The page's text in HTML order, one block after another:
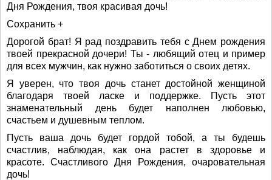
Дня Рождения, твоя красивая дочь!
Сохранить +
Дорогой брат! Я рад поздравить тебя с Днем рождения
твоей прекрасной дочери! Ты - любящий отец и пример
для всех мужчин, как нужно заботиться о своих детях.
Я уверен, что твоя дочь станет достойной женщиной
благодаря твоей ласке и поддержке. Пусть этот
знаменательный день будет наполнен любовью,
счастьем и душевным теплом.
Пусть ваша дочь будет гордой тобой, а ты будешь
счастлив, наблюдая, как она растет в здоровье и
красоте. Счастливого Дня Рождения, очаровательная
дочь!